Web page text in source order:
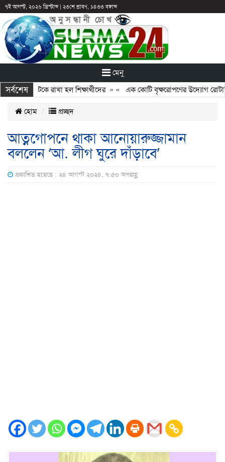
৭ই আগস্ট, ২০২৬ খ্রিস্টাব্দ| ২৩শে শ্রাবণ, ১৪৩৩ বঙ্গাব্দ
মেনু
সর্বশেষ
পরও আটকে রাখা হল শিক্ষার্থীদের» « এক কোটি বৃক্ষরোপণের উদ্যোগ রোটারি
হোম প্রচ্ছদ
আত্নগোপনে থাকা আনোয়ারুজ্জামান
বললেন ‘আ. লীগ ঘুরে দাঁড়াবে’
প্রকাশিত হয়েছে : ২৪ আগস্ট ২০২৪, ৭:৫০ অপরাহ্ণ